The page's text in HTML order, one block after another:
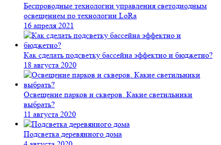
Беспроводные технологии управления светодиодным
освещением по технологии LoRa
16 апреля 2021
Как сделать подсветку бассейна эффектно и бюджетно?
18 августа 2020
Освещение парков и скверов. Какие светильники
выбрать?
11 августа 2020
Подсветка деревянного дома